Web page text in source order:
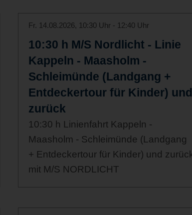
Fr. 14.08.2026, 10:30 Uhr - 12:40 Uhr
10:30 h M/S Nordlicht - Linie
Kappeln - Maasholm -
Schleimünde (Landgang +
Entdeckertour für Kinder) und
zurück
10:30 h Linienfahrt Kappeln -
Maasholm - Schleimünde (Landgang
+ Entdeckertour für Kinder) und
mit M/S NORDLICHT